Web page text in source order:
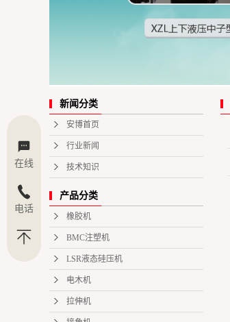
新闻分类
安博首页
行业新闻
技术知识
产品分类
橡胶机
BMC注塑机
LSR液态硅压机
电木机
拉伸机
在线
电话